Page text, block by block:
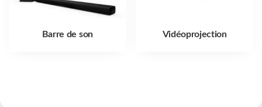
Barre de son Vidéoprojection